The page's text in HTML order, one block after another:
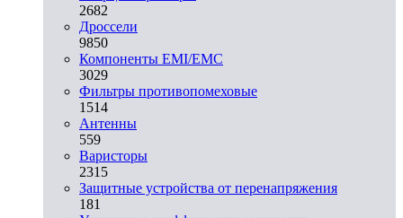
2682
Дроссели
9850
Компоненты EMI/EMC
3029
Фильтры противопомеховые
1514
Антенны
559
Варисторы
2315
Защитные устройства от перенапряжения
181